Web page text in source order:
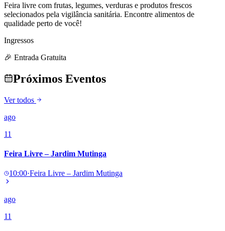
Feira livre com frutas, legumes, verduras e produtos frescos
selecionados pela vigilância sanitária. Encontre alimentos de
qualidade perto de você!
Ingressos
🎉 Entrada Gratuita
Próximos Eventos
Ver todos
ago
11
Feira Livre – Jardim Mutinga
10:00·Feira Livre – Jardim Mutinga
ago
11